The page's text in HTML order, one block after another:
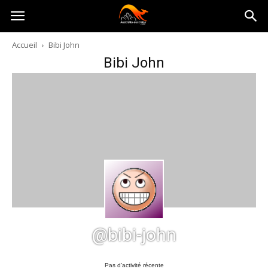
Australia-
australie.com
Accueil Bibi John
Bibi John
@bibi-john
Pas d’activité récente